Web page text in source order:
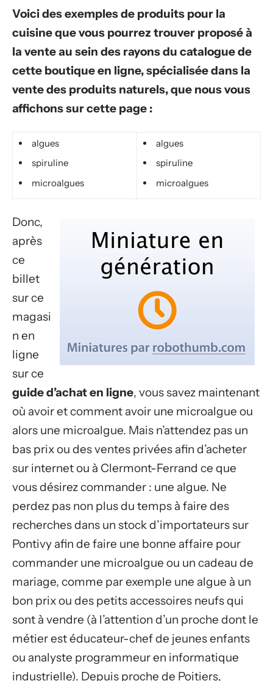
Voici des exemples de produits pour la
cuisine que vous pourrez trouver proposé à
la vente au sein des rayons du catalogue de
cette boutique en ligne, spécialisée dans la
vente des produits naturels, que nous vous
affichons sur cette page :
algues
spiruline
microalgues
algues
spiruline
microalgues
Donc,
après
ce
billet
sur ce
magasi
n en
ligne
sur ce
guide d’achat en ligne, vous savez maintenant
où avoir et comment avoir une microalgue ou
alors une microalgue. Mais n’attendez pas un
bas prix ou des ventes privées afin d’acheter
sur internet ou à Clermont-Ferrand ce que
vous désirez commander : une algue. Ne
perdez pas non plus du temps à faire des
recherches dans un stock d’importateurs sur
Pontivy afin de faire une bonne affaire pour
commander une microalgue ou un cadeau de
mariage, comme par exemple une algue à un
bon prix ou des petits accessoires neufs qui
sont à vendre (à l’attention d’un proche dont le
métier est éducateur-chef de jeunes enfants
ou analyste programmeur en informatique
industrielle). Depuis proche de Poitiers,